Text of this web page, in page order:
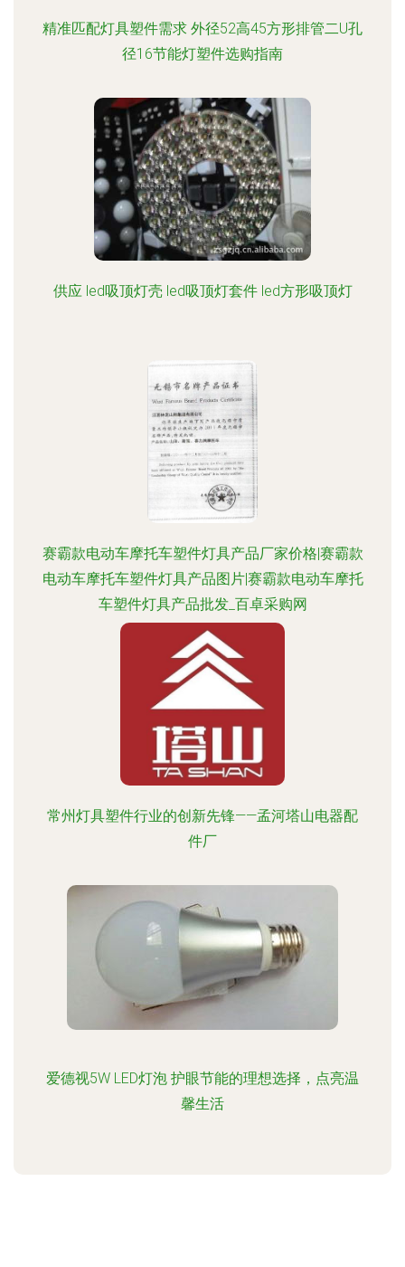
精准匹配灯具塑件需求 外径52高45方形排管二U孔
径16节能灯塑件选购指南
供应 led吸顶灯壳 led吸顶灯套件 led方形吸顶灯
赛霸款电动车摩托车塑件灯具产品厂家价格|赛霸款
电动车摩托车塑件灯具产品图片|赛霸款电动车摩托
车塑件灯具产品批发_百卓采购网
常州灯具塑件行业的创新先锋——孟河塔山电器配
件厂
爱德视5W LED灯泡 护眼节能的理想选择，点亮温
馨生活